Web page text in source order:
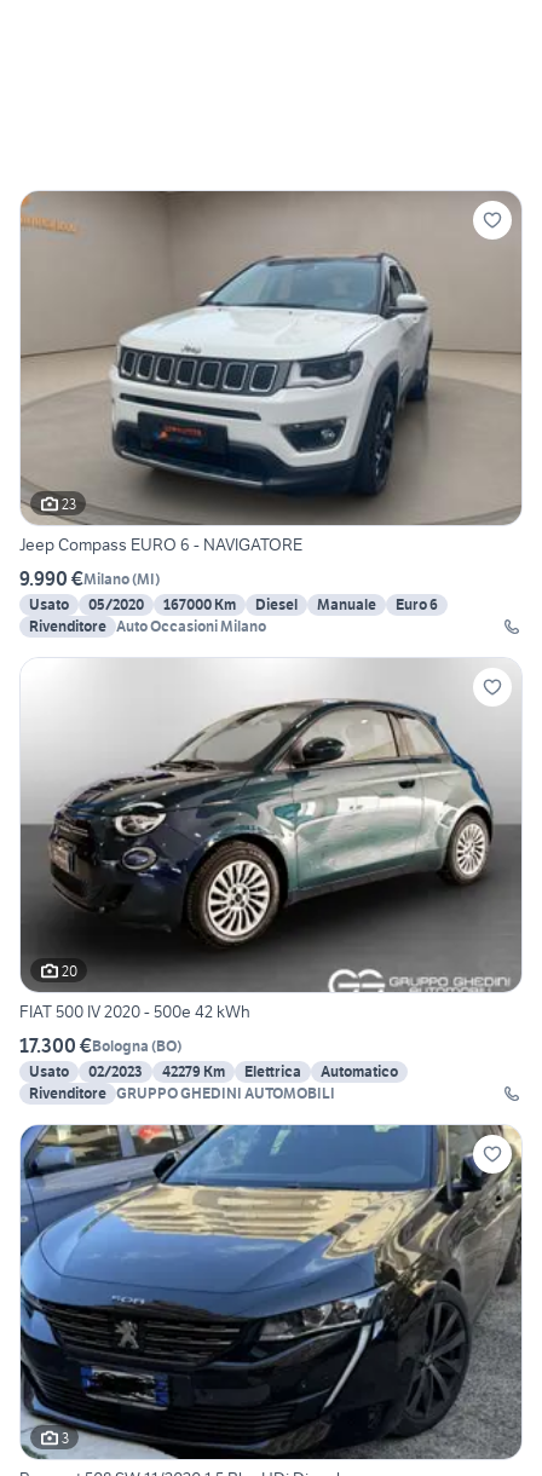
23
Jeep Compass EURO 6 - NAVIGATORE
9.990 €Milano(MI)
Usato
05/2020 167000 Km Diesel Manuale
Euro 6
Rivenditore Auto Occasioni Milano
20
FIAT 500 IV 2020 - 500e 42 kWh
17.300 €Bologna (BO)
Usato
02/2023 42279 Km Elettrica
Automatico
Rivenditore GRUPPO GHEDINI AUTOMOBILI
3